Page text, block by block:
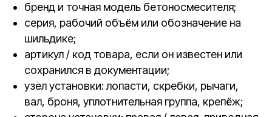
бренд и точная модель бетоносмесителя;
серия, рабочий объём или обозначение на
шильдике;
артикул / код товара, если он известен или
сохранился в документации;
узел установки: лопасти, скребки, рычаги,
вал, броня, уплотнительная группа, крепёж;